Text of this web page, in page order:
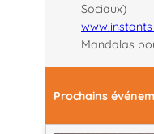
Sociaux)
Mandalas
Prochains